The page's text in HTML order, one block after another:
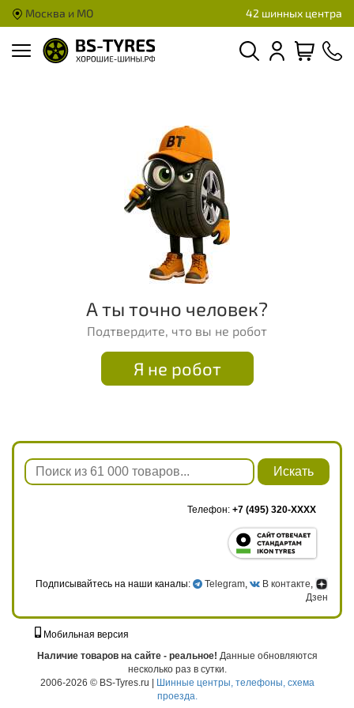
Москва и МО 42 шинных центра
А ты точно человек?
Подтвердите, что вы не робот
Я не робот
Искать
Телефон: +7 (495) 320-XXXX
Подписывайтесь на наши каналы: Telegram , В контакте
Дзен
Мобильная версия
Наличие товаров на сайте - реальное! Данные обновляются
несколько раз в сутки.
2006-2026 © BS-Tyres.ru | Шинные центры, телефоны, схема
проезда.